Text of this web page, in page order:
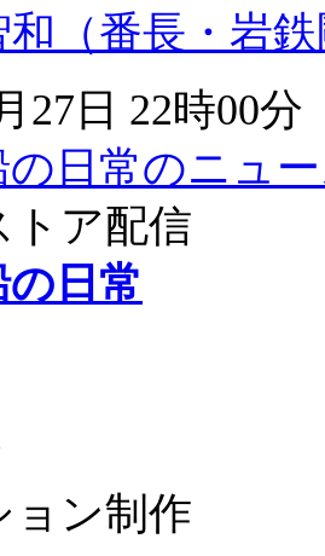
和（番長・岩
27日 22時00分
日常のニュ
トア配信
日常
ョン制作